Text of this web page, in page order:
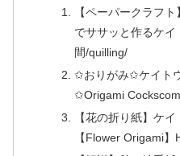
【ペーパークラフ
でササッと作るケ
間/quilling/
✩おりがみ✩ケイト
✩Origami
【花の折り紙】ケ
【Flower Origami